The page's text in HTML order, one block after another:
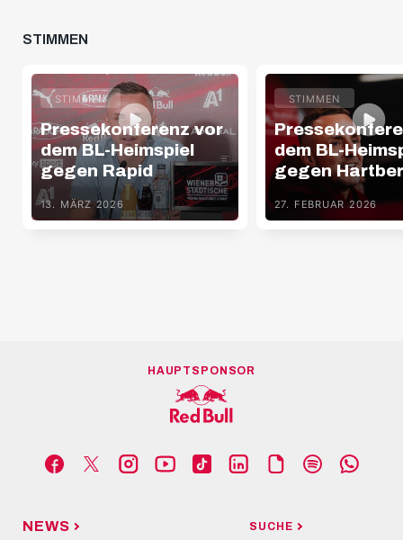
STIMMEN
STIMMEN
Pressekonferenz vor
dem BL-Heimspiel
gegen Rapid
13. MÄRZ 2026
STIMMEN
dem BL-
gegen
27. FEBRUAR 2026
HAUPTSPONSOR
NEWS
SUCHE